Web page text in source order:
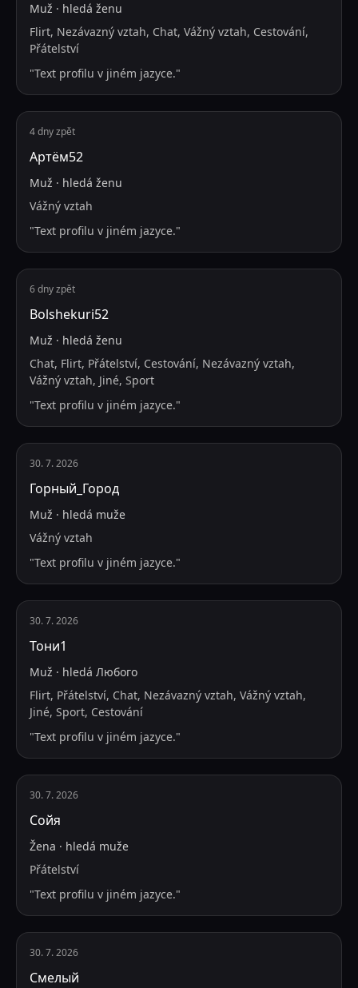
Muž · hledá ženu
Flirt, Nezávazný vztah, Chat, Vážný vztah, Cestování,
Přátelství
"Text profilu v jiném jazyce."
4 dny zpět
Артём52
Muž · hledá ženu
Vážný vztah
"Text profilu v jiném jazyce."
6 dny zpět
Bolshekuri52
Muž · hledá ženu
Chat, Flirt, Přátelství, Cestování, Nezávazný vztah,
Vážný vztah, Jiné, Sport
"Text profilu v jiném jazyce."
30. 7. 2026
Горный_Город
Muž · hledá muže
Vážný vztah
"Text profilu v jiném jazyce."
30. 7. 2026
Тони1
Muž · hledá Любого
Flirt, Přátelství, Chat, Nezávazný vztah, Vážný vztah,
Jiné, Sport, Cestování
"Text profilu v jiném jazyce."
30. 7. 2026
Сойя
Žena · hledá muže
Přátelství
"Text profilu v jiném jazyce."
30. 7. 2026
Смелый